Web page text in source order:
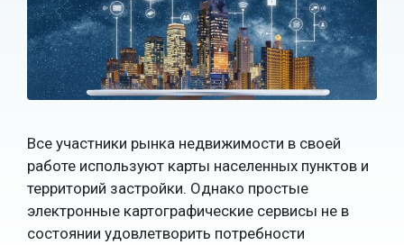
Все участники рынка недвижимости в своей
работе используют карты населенных пунктов и
территорий застройки. Однако простые
электронные картографические сервисы не в
состоянии удовлетворить потребности